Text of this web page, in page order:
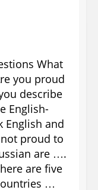
технологии